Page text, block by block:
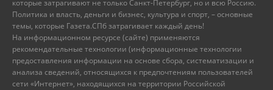
которые затрагивают не только Санкт-Петербург, но и всю Россию.
Политика и власть, деньги и бизнес, культура и спорт, – основные
темы, которые Газета.СПб затрагивает каждый день!
На информационном ресурсе (сайте) применяются
рекомендательные технологии (информационные технологии
предоставления информации на основе сбора, систематизации и
анализа сведений, относящихся к предпочтениям пользователей
сети «Интернет», находящихся на территории Российской